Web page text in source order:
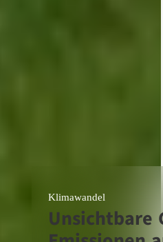
Klimawandel
Unsichtbare